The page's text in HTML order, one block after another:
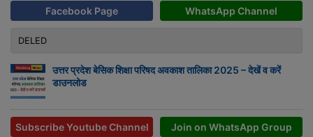
Facebook Page WhatsApp Channel
DELED
उत्तर प्रदेश बेसिक शिक्षा परिषद अवकाश तालिका 2025 – देखें व करें
डाउनलोड
Subscribe Youtube Channel Join on WhatsApp Group